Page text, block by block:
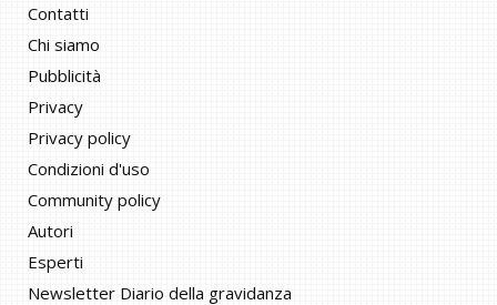
Contatti
Chi siamo
Pubblicità
Privacy
Privacy policy
Condizioni d'uso
Community policy
Autori
Esperti
Newsletter Diario della gravidanza